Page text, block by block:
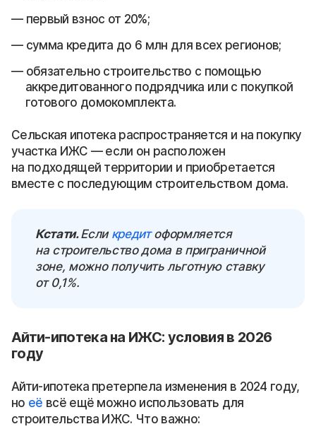
первый взнос от 20%;
сумма кредита до 6 млн для всех регионов;
обязательно строительство с помощью
аккредитованного подрядчика или с покупкой
готового домокомплекта.
Сельская ипотека распространяется и на покупку
участка ИЖС — если он расположен
на подходящей территории и приобретается
вместе с последующим строительством дома.
Кстати.Если кредитоформляется
на строительство дома в приграничной
зоне, можно получить льготную ставку
от 0,1%.
Айти-ипотека на ИЖС: условия в 2026
году
Айти-ипотека претерпела изменения в 2024 году,
но её всё ещё можно использовать для
строительства ИЖС. Что важно: